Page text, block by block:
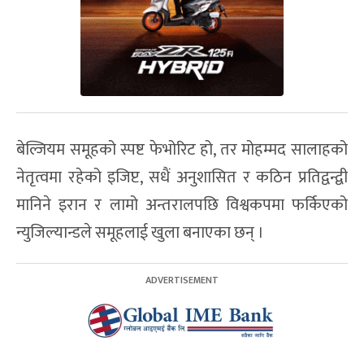
बेल्जियम समूहको स्पष्ट फेभोरिट हो, तर मोहम्मद सालाहको
नेतृत्वमा रहेको इजिप्ट, सधैं अनुशासित र कठिन प्रतिद्वन्द्वी
मानिने इरान र लामो अन्तरालपछि विश्वकपमा फर्किएको
न्युजिल्यान्डले समूहलाई खुला बनाएका छन् ।